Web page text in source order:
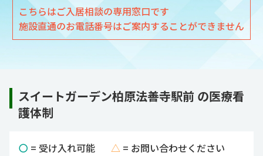
こちらはご入居相談の専用窓口です
施設直通のお電話番号はご案内することができません
スイートガーデン柏原法善寺駅前 の医療看
護体制
〇 = 受け入れ可能 △ = お問い合わせください